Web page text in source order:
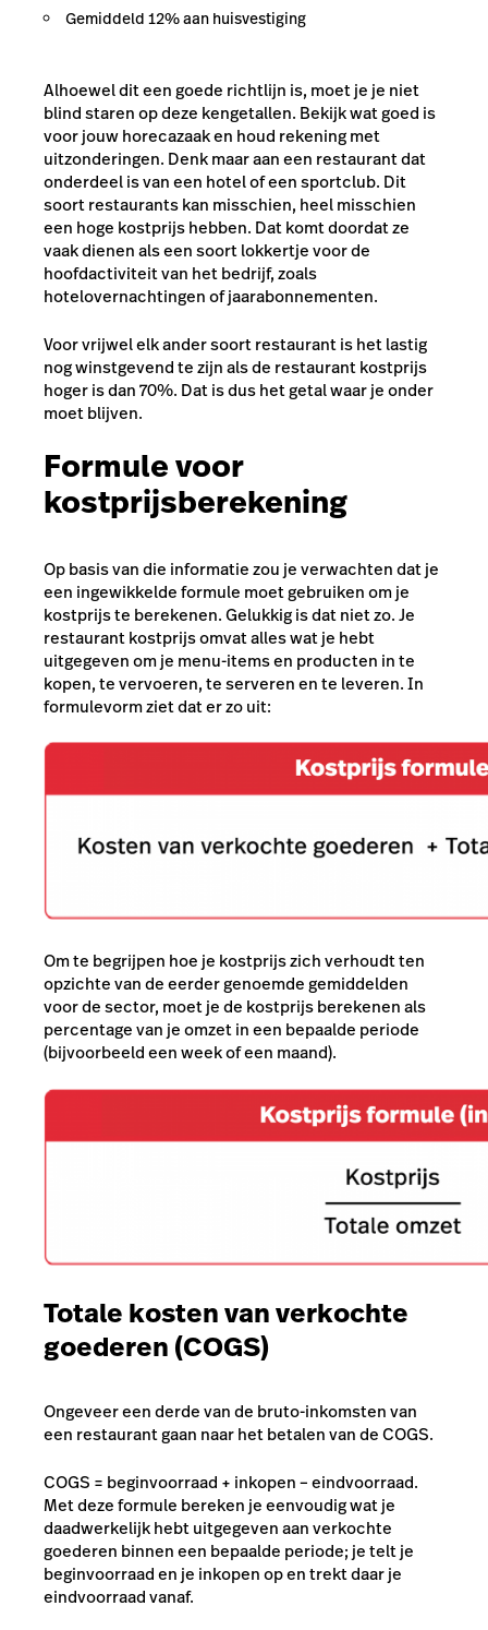
Gemiddeld 12% aan huisvestiging
Alhoewel dit een goede richtlijn is, moet je je niet
blind staren op deze kengetallen. Bekijk wat goed is
voor jouw horecazaak en houd rekening met
uitzonderingen. Denk maar aan een restaurant dat
onderdeel is van een hotel of een sportclub. Dit
soort restaurants kan misschien, heel misschien
een hoge kostprijs hebben. Dat komt doordat ze
vaak dienen als een soort lokkertje voor de
hoofdactiviteit van het bedrijf, zoals
hotelovernachtingen of jaarabonnementen.
Voor vrijwel elk ander soort restaurant is het lastig
nog winstgevend te zijn als de restaurant kostprijs
hoger is dan 70%. Dat is dus het getal waar je onder
moet blijven.
Formule voor
kostprijsberekening
Op basis van die informatie zou je verwachten dat je
een ingewikkelde formule moet gebruiken om je
kostprijs te berekenen. Gelukkig is dat niet zo. Je
restaurant kostprijs omvat alles wat je hebt
uitgegeven om je menu-items en producten in te
kopen, te vervoeren, te serveren en te leveren. In
formulevorm ziet dat er zo uit:
Om te begrijpen hoe je kostprijs zich verhoudt ten
opzichte van de eerder genoemde gemiddelden
voor de sector, moet je de kostprijs berekenen als
percentage van je omzet in een bepaalde periode
(bijvoorbeeld een week of een maand).
Totale kosten van verkochte
goederen (COGS)
Ongeveer een derde van de bruto-inkomsten van
een restaurant gaan naar het betalen van de COGS.
COGS = beginvoorraad + inkopen – eindvoorraad.
Met deze formule bereken je eenvoudig wat je
daadwerkelijk hebt uitgegeven aan verkochte
goederen binnen een bepaalde periode; je telt je
beginvoorraad en je inkopen op en trekt daar je
eindvoorraad vanaf.